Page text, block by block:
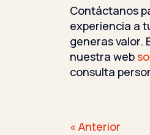
Contáctanos
experiencia a
generas valor.
nuestra web
consulta
« Anterior